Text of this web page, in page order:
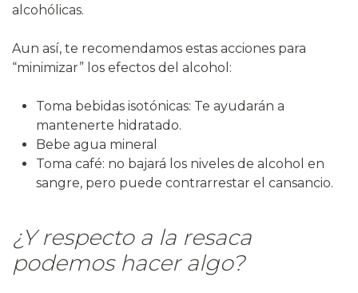
alcohólicas.
Aun así, te recomendamos estas acciones para
“minimizar” los efectos del alcohol:
Toma bebidas isotónicas: Te ayudarán a
mantenerte hidratado.
Bebe agua mineral
Toma café: no bajará los niveles de alcohol en
sangre, pero puede contrarrestar el cansancio.
¿Y respecto a la resaca
podemos hacer algo?